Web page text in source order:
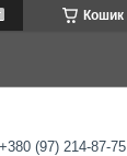
Кошик
+380 (97) 214-87-75